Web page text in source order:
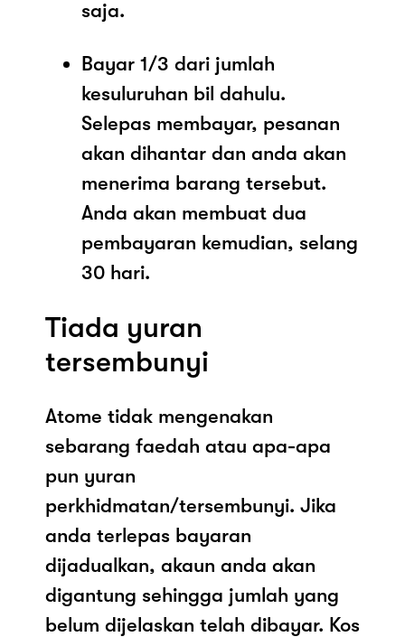
saja.
Bayar 1/3 dari jumlah
kesuluruhan bil dahulu.
Selepas membayar, pesanan
akan dihantar dan anda akan
menerima barang tersebut.
Anda akan membuat dua
pembayaran kemudian, selang
30 hari.
Tiada yuran
tersembunyi
Atome tidak mengenakan
sebarang faedah atau apa-apa
pun yuran
perkhidmatan/tersembunyi. Jika
anda terlepas bayaran
dijadualkan, akaun anda akan
digantung sehingga jumlah yang
belum dijelaskan telah dibayar. Kos